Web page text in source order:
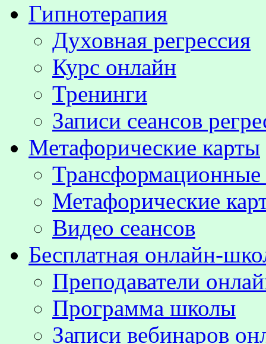
Гипнотерапия
Духовная регрессия
Курс онлайн
Тренинги
Записи сеансов
Метафорические карты
Метафорические
Видео сеансов
Бесплатная онлайн-
Преподаватели
Программа школы
Записи вебинаров